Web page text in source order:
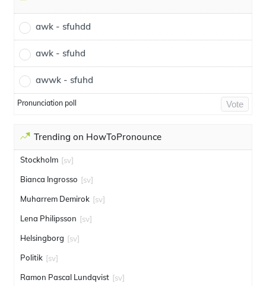
awk - sfuhdd
awk - sfuhd
awwk - sfuhd
Pronunciation poll Vote
Trending on HowToPronounce
Stockholm [sv]
Bianca Ingrosso [sv]
Muharrem Demirok [sv]
Lena Philipsson [sv]
Helsingborg [sv]
Politik [sv]
Ramon Pascal Lundqvist [sv]